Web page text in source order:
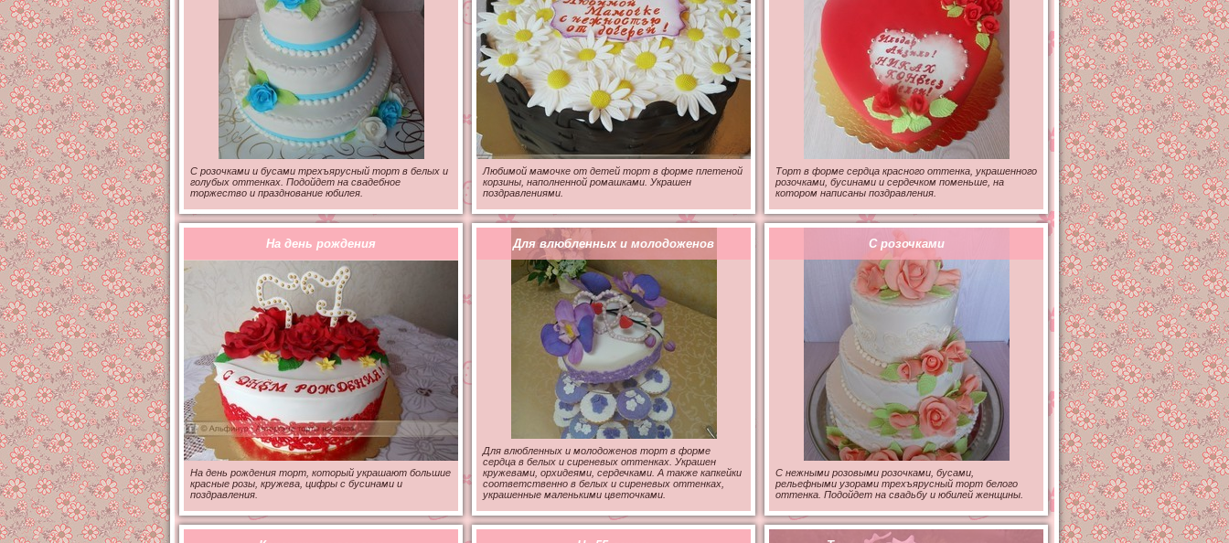
С розочками и бусами трехъярусный торт в белых и
голубых оттенках. Подойдет на свадебное
торжество и празднование юбилея.
Любимой мамочке от детей торт в форме плетеной
корзины, наполненной ромашками. Украшен
поздравлениями.
Торт в форме сердца красного оттенка, украшенного
розочками, бусинами и сердечком поменьше, на
котором написаны поздравления.
На день рождения
На день рождения торт, который украшают большие
красные розы, кружева, цифры с бусинами и
поздравления.
Для влюбленных и молодоженов
Для влюбленных и молодоженов торт в форме
сердца в белых и сиреневых оттенках. Украшен
кружевами, орхидеями, сердечками. А также капкейки
соответственно в белых и сиреневых оттенках,
украшенные маленькими цветочками.
С розочками
С нежными розовыми розочками, бусами,
рельефными узорами трехъярусный торт белого
оттенка. Подойдет на свадьбу и юбилей женщины.